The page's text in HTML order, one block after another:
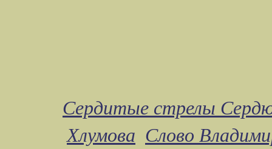
Сердитые стрелы
Хлумова Слово